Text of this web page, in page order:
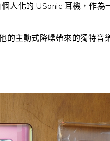
人化的 USonic 耳機，作為
的主動式降噪帶來的獨特音